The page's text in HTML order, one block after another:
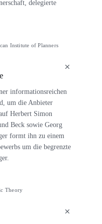
delegierte
Institute of Planners
informationsreichen
um die Anbieter
Herbert Simon
Beck sowie Georg
formt ihn zu einem
um die begrenzte
Theory